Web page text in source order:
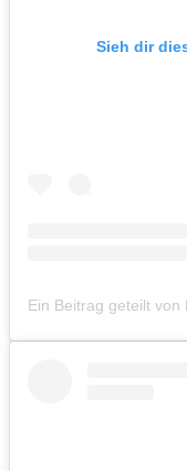
Sieh dir